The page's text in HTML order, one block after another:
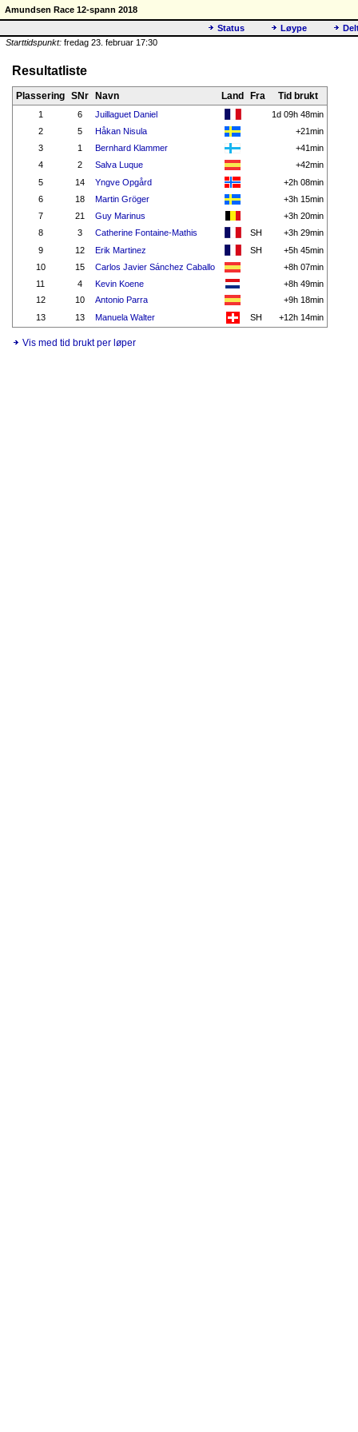
Amundsen Race 12-spann 2018
Status
Løype
Starttidspunkt: fredag 23. februar 17:30
Resultatliste
Plassering SNr Navn Land Fra Tid brukt
1 6 Juillaguet Daniel
1d 09h 48min
2
5 Håkan Nisula
+21min
3
1 Bernhard Klammer
+41min
4
2 Salva Luque
+42min
5
14 Yngve Opgård
+2h 08min
6
18 Martin Gröger
+3h 15min
7
21 Guy Marinus
+3h 20min
8
3 Catherine Fontaine-Mathis SH
+3h 29min
9
12 Erik Martinez SH
+5h 45min
10
15 Carlos Javier Sánchez Caballo
+8h 07min
11
4 Kevin Koene
+8h 49min
12
10 Antonio Parra
+9h 18min
13
13 Manuela Walter SH +12h 14min
Vis med tid brukt per løper